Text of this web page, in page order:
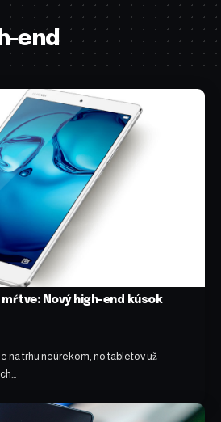
end
Nový high-end kúsok
na trhu neúrekom, no tabletov už